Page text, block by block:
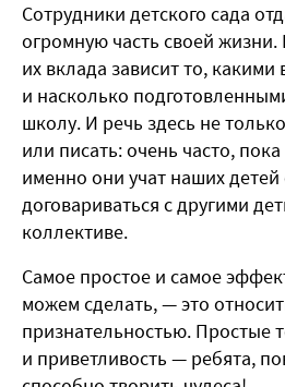
Сотрудники детского сада
огромную часть своей
их вклада зависит то,
и насколько
школу. И речь здесь не
или писать: очень часто,
именно они учат наших
договариваться с другими
коллективе.
Самое простое и самое
можем сделать, — это
признательностью. Простые
и приветливость — ребята,